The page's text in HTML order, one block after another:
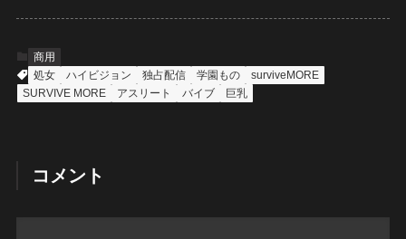
商用
処女
ハイビジョン 独占配信 学園もの
surviveMORE
SURVIVE MORE
アスリート バイブ 巨乳
コメント